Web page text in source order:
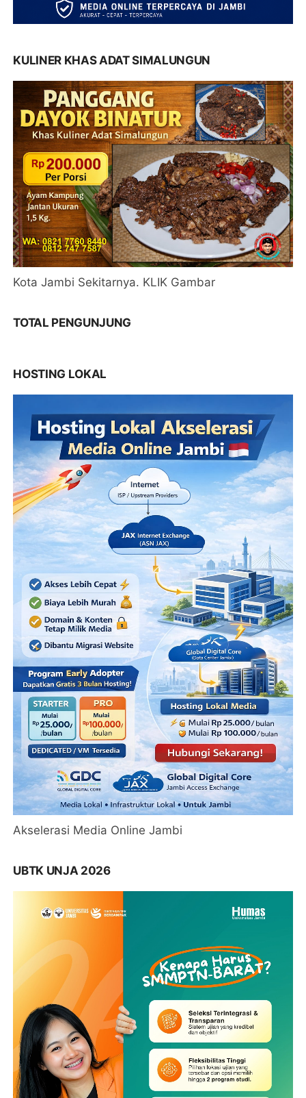
KULINER KHAS ADAT SIMALUNGUN
Kota Jambi Sekitarnya. KLIK Gambar
TOTAL PENGUNJUNG
HOSTING LOKAL
Akselerasi Media Online Jambi
UBTK UNJA 2026